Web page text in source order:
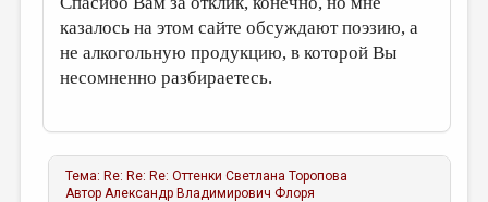
казалось на этом сайте обсуждают поэзию, а
не алкогольную продукцию, в которой Вы
несомненно разбираетесь.
Тема: Re: Re: Re: Оттенки Светлана Торопова
АвторАлександр Владимирович Флоря